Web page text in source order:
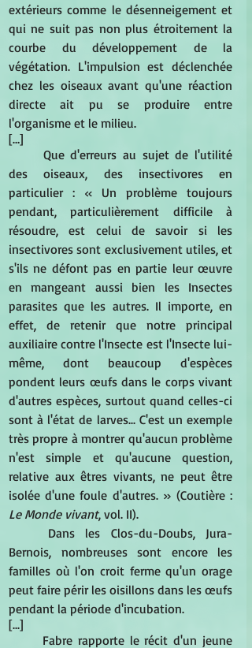
extérieurs comme le désenneigement et
qui ne suit pas non plus étroitement la
courbe du développement de la
végétation. L'impulsion est déclenchée
chez les oiseaux avant qu'une réaction
directe ait pu se produire entre
l'organisme et le milieu.
[…]
Que d'erreurs au sujet de l'utilité
des oiseaux, des insectivores en
particulier : « Un problème toujours
pendant, particulièrement difficile à
résoudre, est celui de savoir si les
insectivores sont exclusivement utiles, et
s'ils ne défont pas en partie leur œuvre
en mangeant aussi bien les Insectes
parasites que les autres. Il importe, en
effet, de retenir que notre principal
auxiliaire contre l'Insecte est l'Insecte lui-
même, dont beaucoup d'espèces
pondent leurs œufs dans le corps vivant
d'autres espèces, surtout quand celles-ci
sont à l'état de larves... C'est un exemple
très propre à montrer qu'aucun problème
n'est simple et qu'aucune question,
relative aux êtres vivants, ne peut être
isolée d'une foule d'autres. » (Coutière :
Le Monde vivant, vol. II).
Dans les Clos-du-Doubs, Jura-
Bernois, nombreuses sont encore les
familles où l'on croit ferme qu'un orage
peut faire périr les oisillons dans les œufs
pendant la période d'incubation.
[...]
Fabre rapporte le récit d'un jeune